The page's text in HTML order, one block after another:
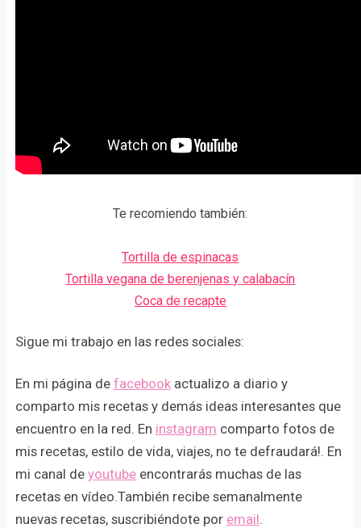
Te recomiendo también:
Tortilla de espinacas
Tortilla vegana de berenjenas y calabacín
Coca de recapte
Sigue mi trabajo en las redes sociales:
En mi página de facebook actualizo a diario y
comparto mis recetas y demás ideas interesantes que
encuentro en la red. En instagram comparto fotos de
mis recetas, estilo de vida, viajes, no te defraudará!. En
mi canal de youtube encontrarás muchas de las
recetas en vídeo.También recibe semanalmente
nuevas recetas, suscribiéndote por email.